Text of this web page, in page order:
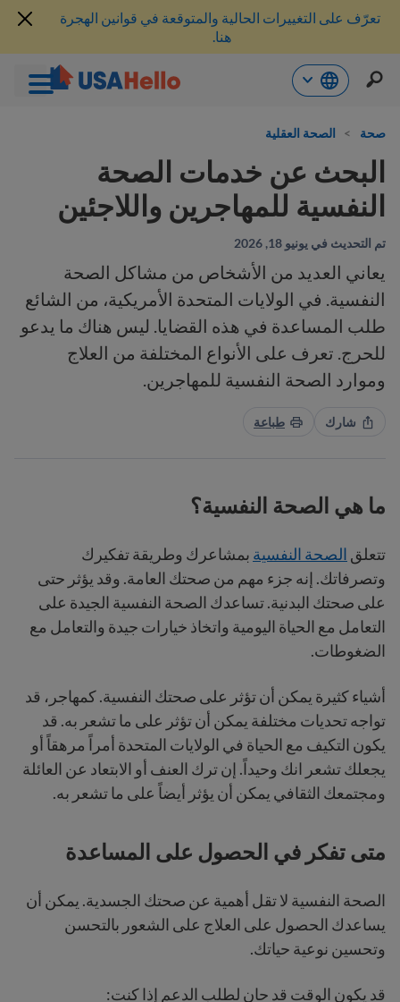
إلى
تعرّف على التغييرات الحالية والمتوقعة في قوانين الهجرة
هنا.
صحة > الصحة العقلية
البحث عن خدمات الصحة
النفسية للمهاجرين واللاجئين
تم التحديث في يونيو 18, 2026
يعاني العديد من الأشخاص من مشاكل الصحة
النفسية. في الولايات المتحدة الأمريكية، من الشائع
طلب المساعدة في هذه القضايا. ليس هناك ما يدعو
للحرج. تعرف على الأنواع المختلفة من العلاج
وموارد الصحة النفسية للمهاجرين.
شارك طباعة
ما هي الصحة النفسية؟
تتعلق الصحة النفسية بمشاعرك وطريقة تفكيرك
وتصرفاتك. إنه جزء مهم من صحتك العامة. وقد يؤثر حتى
على صحتك البدنية. تساعدك الصحة النفسية الجيدة على
التعامل مع الحياة اليومية واتخاذ خيارات جيدة والتعامل مع
الضغوطات.
أشياء كثيرة يمكن أن تؤثر على صحتك النفسية. كمهاجر، قد
تواجه تحديات مختلفة يمكن أن تؤثر على ما تشعر به. قد
يكون التكيف مع الحياة في الولايات المتحدة أمراً مرهقاً أو
يجعلك تشعر انك وحيداً. إن ترك العنف أو الابتعاد عن العائلة
ومجتمعك الثقافي يمكن أن يؤثر أيضاً على ما تشعر به.
متى تفكر في الحصول على المساعدة
الصحة النفسية لا تقل أهمية عن صحتك الجسدية. يمكن أن
يساعدك الحصول على العلاج على الشعور بالتحسن
وتحسين نوعية حياتك.
قد يكون الوقت قد حان لطلب الدعم إذا كنت: